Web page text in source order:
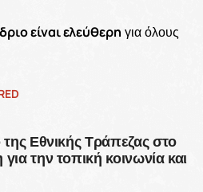
είναι ελεύθερη για όλους
της Εθνικής Τράπεζας στο
την τοπική κοινωνία και